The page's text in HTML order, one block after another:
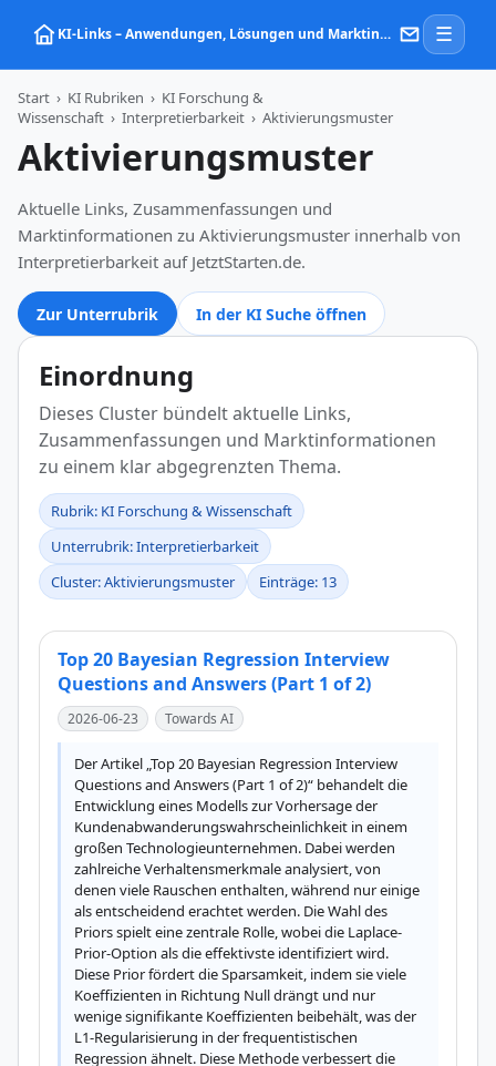
KI‑Links – Anwendungen, Lösungen und Marktinformationen zu Künstlicher Intelligenz ☰
Start › KI Rubriken › KI Forschung &
Wissenschaft › Interpretierbarkeit › Aktivierungsmuster
Aktivierungsmuster
Aktuelle Links, Zusammenfassungen und
Marktinformationen zu Aktivierungsmuster innerhalb von
Interpretierbarkeit auf JetztStarten.de.
Zur Unterrubrik In der KI Suche öffnen
Einordnung
Dieses Cluster bündelt aktuelle Links,
Zusammenfassungen und Marktinformationen
zu einem klar abgegrenzten Thema.
Rubrik: KI Forschung & Wissenschaft
Unterrubrik: Interpretierbarkeit
Cluster: Aktivierungsmuster
Einträge: 13
Top 20 Bayesian Regression Interview
Questions and Answers (Part 1 of 2)
2026-06-23 Towards AI
Der Artikel „Top 20 Bayesian Regression Interview
Questions and Answers (Part 1 of 2)“ behandelt die
Entwicklung eines Modells zur Vorhersage der
Kundenabwanderungswahrscheinlichkeit in einem
großen Technologieunternehmen. Dabei werden
zahlreiche Verhaltensmerkmale analysiert, von
denen viele Rauschen enthalten, während nur einige
als entscheidend erachtet werden. Die Wahl des
Priors spielt eine zentrale Rolle, wobei die Laplace-
Prior-Option als die effektivste identifiziert wird.
Diese Prior fördert die Sparsamkeit, indem sie viele
Koeffizienten in Richtung Null drängt und nur
wenige signifikante Koeffizienten beibehält, was der
L1-Regularisierung in der frequentistischen
Regression ähnelt. Diese Methode verbessert die